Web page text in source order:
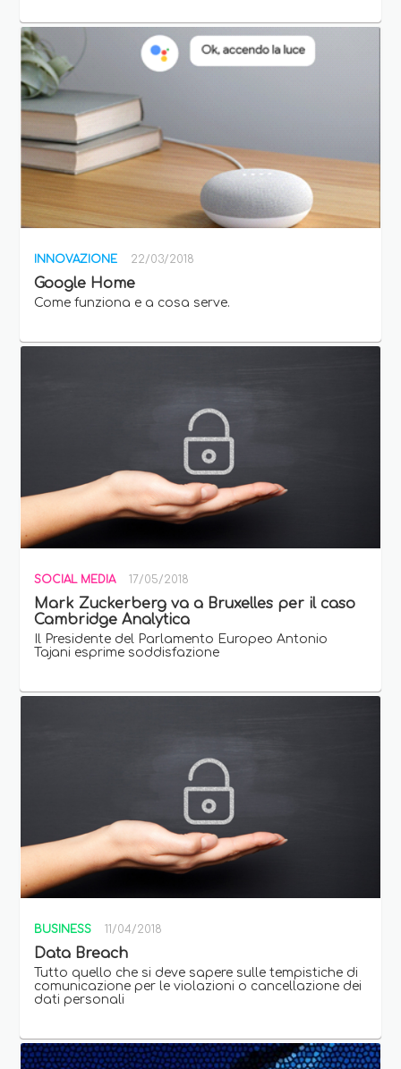
INNOVAZIONE 22/03/2018
Google Home
Come funziona e a cosa serve.
SOCIAL MEDIA 17/05/2018
Mark Zuckerberg va a Bruxelles per il caso
Cambridge Analytica
Il Presidente del Parlamento Europeo Antonio
Tajani esprime soddisfazione
BUSINESS 11/04/2018
Data Breach
Tutto quello che si deve sapere sulle tempistiche di
comunicazione per le violazioni o cancellazione dei
dati personali